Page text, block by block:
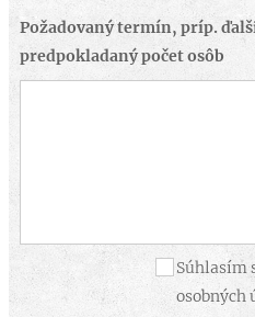
Požadovaný termín, príp.
predpokladaný počet osôb
Súhlasím
osobných